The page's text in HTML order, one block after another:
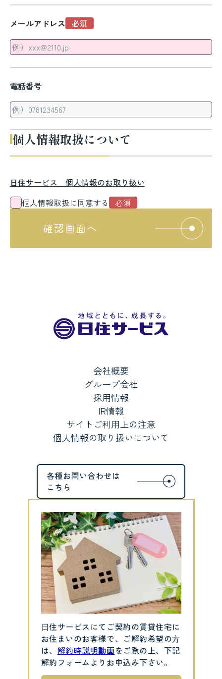
メールアドレス
電話番号
個人情報取扱について
日住サービス 個人情報のお取り扱い
個人情報取扱に同意する
確認画面へ
会社概要
グループ会社
採用情報
IR情報
サイトご利用上の注意
個人情報の取り扱いについて
⽇住サービスにてご契約の賃貸住宅に
お住まいのお客様で、ご解約希望の⽅
は、 解約時説明動画をご覧の上、下記
解約フォームよりお申込み下さい。